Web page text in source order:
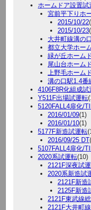
ホームドア設置試
宮前平下りホ
2015/10/22
2015/10/23
大井町線溝の
都立大学ホー
緑が丘ホーム
尾山台ホーム
上野毛ホーム
溝の口駅1.4番
4106F8R化組成試
Y511F出場試運転
5120FALL4扉化/
2016/01/09(1)
2016/01/10(1)
5177F新造試運転
2016/09/25 DT
5107FALL4扉化/
2020系試運転(10)
2121F深夜試
2020系新造試
2121F新造
2125F新造
2121F東武線
2121F大井町